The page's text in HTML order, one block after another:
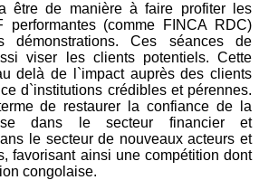
être de manière à faire profiter les
performantes (comme FINCA RDC)
Ces séances de
viser les clients potentiels. Cette
delà de l`impact auprès des clients
d`institutions crédibles et pérennes.
de restaurer la confiance de la
dans le secteur financier et
le secteur de nouveaux acteurs et
favorisant ainsi une compétition dont
congolaise.